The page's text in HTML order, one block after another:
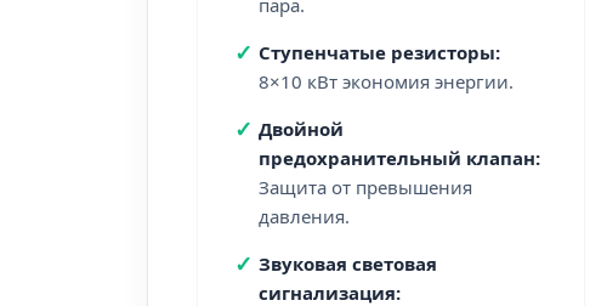
✓ Ступенчатые резисторы:
8×10 кВт экономия энергии.
✓ Двойной
предохранительный клапан:
Защита от превышения
давления.
✓ Звуковая световая
сигнализация: